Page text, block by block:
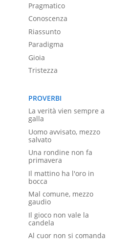
Pragmatico
Conoscenza
Riassunto
Paradigma
Gioia
Tristezza
PROVERBI
La verità vien sempre a
galla
Uomo avvisato, mezzo
salvato
Una rondine non fa
primavera
Il mattino ha l'oro in
bocca
Mal comune, mezzo
gaudio
Il gioco non vale la
candela
Al cuor non si comanda